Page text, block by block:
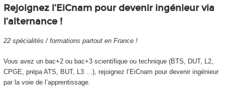
Rejoignez l’EiCnam pour devenir ingénieur via
l’alternance !
22 spécialités / formations partout en France !
Vous avez un bac+2 ou bac+3 scientifique ou technique (BTS, DUT, L2,
CPGE, prépa ATS, BUT, L3 …), rejoignez l’EiCnam pour devenir ingénieur
par la voie de l’apprentissage.